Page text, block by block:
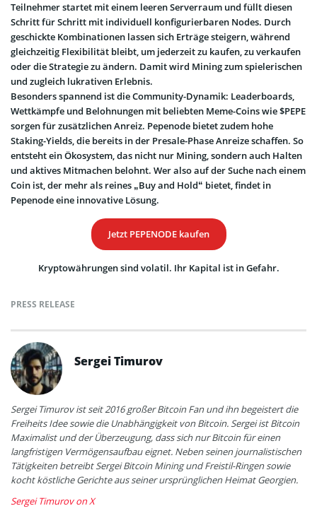
Teilnehmer startet mit einem leeren Serverraum und füllt diesen
Schritt für Schritt mit individuell konfigurierbaren Nodes. Durch
geschickte Kombinationen lassen sich Erträge steigern, während
gleichzeitig Flexibilität bleibt, um jederzeit zu kaufen, zu verkaufen
oder die Strategie zu ändern. Damit wird Mining zum spielerischen
und zugleich lukrativen Erlebnis.
Besonders spannend ist die Community-Dynamik: Leaderboards,
Wettkämpfe und Belohnungen mit beliebten Meme-Coins wie $PEPE
sorgen für zusätzlichen Anreiz. Pepenode bietet zudem hohe
Staking-Yields, die bereits in der Presale-Phase Anreize schaffen. So
entsteht ein Ökosystem, das nicht nur Mining, sondern auch Halten
und aktives Mitmachen belohnt. Wer also auf der Suche nach einem
Coin ist, der mehr als reines „Buy and Hold“ bietet, findet in
Pepenode eine innovative Lösung.
Jetzt PEPENODE kaufen
Kryptowährungen sind volatil. Ihr Kapital ist in Gefahr.
PRESS RELEASE
Sergei Timurov
Sergei Timurov ist seit 2016 großer Bitcoin Fan und ihn begeistert die
Freiheits Idee sowie die Unabhängigkeit von Bitcoin. Sergei ist Bitcoin
Maximalist und der Überzeugung, dass sich nur Bitcoin für einen
langfristigen Vermögensaufbau eignet. Neben seinen journalistischen
Tätigkeiten betreibt Sergei Bitcoin Mining und Freistil-Ringen sowie
kocht köstliche Gerichte aus seiner ursprünglichen Heimat Georgien.
Sergei Timurov on X